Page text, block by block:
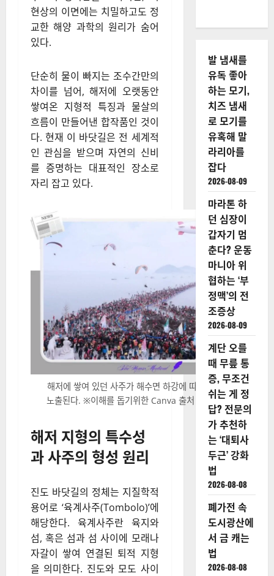
현상의 이면에는 치밀하고도 정
교한 해양 과학의 원리가 숨어
있다.
단순히 물이 빠지는 조수간만의
차이를 넘어, 해저에 오랫동안
쌓여온 지형적 특징과 물살의
흐름이 만들어낸 합작품인 것이
다. 현재 이 바닷길은 전 세계적
인 관심을 받으며 자연의 신비
를 증명하는 대표적인 장소로
자리 잡고 있다.
해저에 쌓여 있던 사주가 해수면 하강에 따라 지표면으로
노출된다. ※이해를 돕기위한 Canva 출처 이미지입니다.
해저 지형의 특수성
과 사주의 형성 원리
진도 바닷길의 정체는 지질학적
용어로 ‘육계사주(Tombolo)’에
해당한다. 육계사주란 육지와
섬, 혹은 섬과 섬 사이에 모래나
자갈이 쌓여 연결된 퇴적 지형
을 의미한다. 진도와 모도 사이
발 냄새를
유독 좋아
하는 모기,
치즈 냄새
로 모기를
유혹해 말
라리아를
잡다
2026-08-09
마라톤 하
던 심장이
갑자기 멈
춘다? 운동
마니아 위
협하는 ‘부
정맥’의 전
조증상
2026-08-09
계단 오를
때 무릎 통
증, 무조건
쉬는 게 정
답? 전문의
가 추천하
는 ‘대퇴사
두근’ 강화
법
2026-08-08
폐가전 속
도시광산에
서 금 캐는
법
2026-08-08